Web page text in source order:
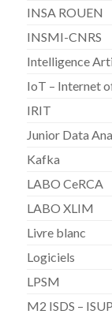
INSA ROUEN
INSMI-CNRS
Intelligence
IoT – Internet
IRIT
Junior Data
Kafka
LABO CeRCA
LABO XLIM
Livre blanc
Logiciels
LPSM
M2 ISDS –